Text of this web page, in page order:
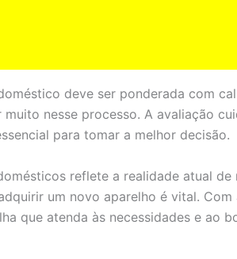
deve ser ponderada com
nesse processo. A avaliação
para tomar a melhor decisão.
reflete a realidade atual de
um novo aparelho é vital. Com
que atenda às necessidades e ao